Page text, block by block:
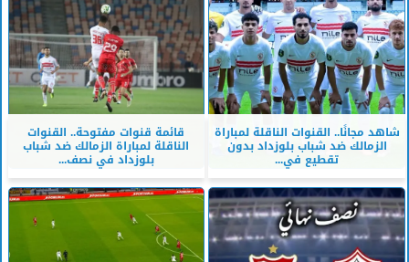
شاهد مجانًا.. القنوات الناقلة لمباراة
الزمالك ضد شباب بلوزداد بدون
تقطيع في...
قائمة قنوات مفتوحة.. القنوات
الناقلة لمباراة الزمالك ضد شباب
بلوزداد في نصف...